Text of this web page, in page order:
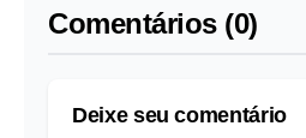
Comentários (0)
Deixe seu comentário